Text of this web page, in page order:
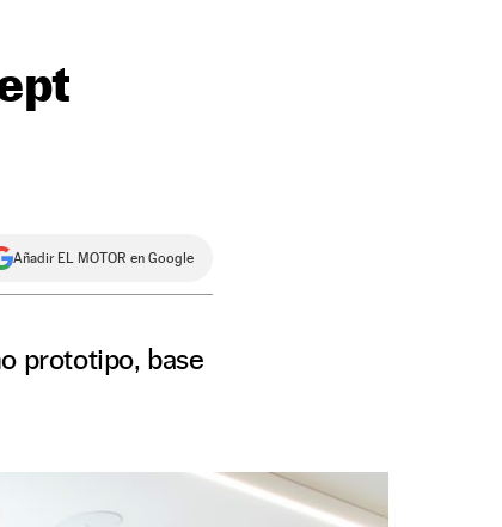
Añadir EL MOTOR en Google
prototipo, base